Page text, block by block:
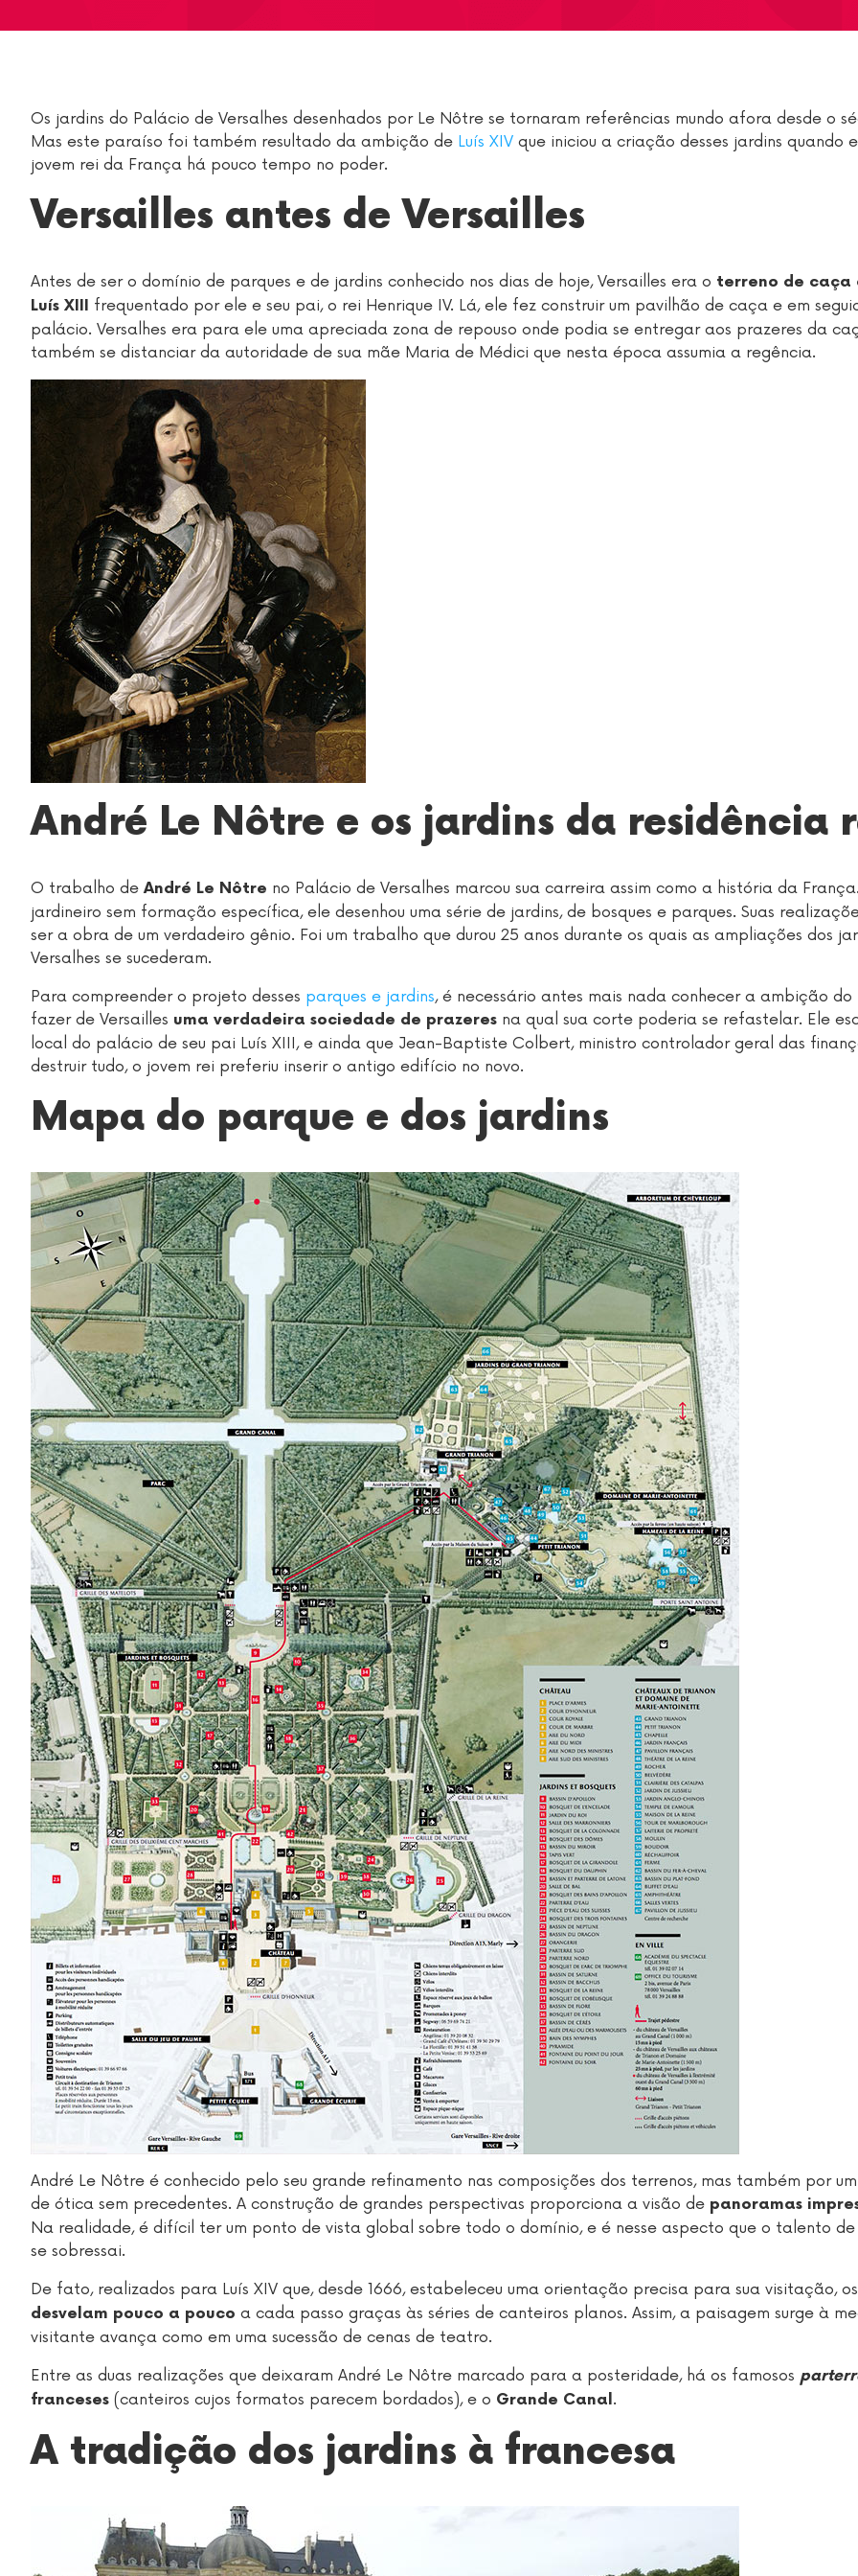
Os jardins do Palácio de Versalhes desenhados por Le Nôtre se tornaram referências mundo afora desde o
Mas este paraíso foi também resultado da ambição de Luís XIV que iniciou a criação desses jardins quando
jovem rei da França há pouco tempo no poder.
Versailles antes de Versailles
Antes de ser o domínio de parques e de jardins conhecido nos dias de hoje, Versailles era o terreno de caça
Luís XIII frequentado por ele e seu pai, o rei Henrique IV. Lá, ele fez construir um pavilhão de caça e em
palácio. Versalhes era para ele uma apreciada zona de repouso onde podia se entregar aos prazeres da
também se distanciar da autoridade de sua mãe Maria de Médici que nesta época assumia a regência.
André Le Nôtre e os jardins da residência
O trabalho de André Le Nôtre no Palácio de Versalhes marcou sua carreira assim como a história da
jardineiro sem formação específica, ele desenhou uma série de jardins, de bosques e parques. Suas
ser a obra de um verdadeiro gênio. Foi um trabalho que durou 25 anos durante os quais as ampliações dos
Versalhes se sucederam.
Para compreender o projeto desses parques e jardins, é necessário antes mais nada conhecer a ambição do
fazer de Versailles uma verdadeira sociedade de prazeres na qual sua corte poderia se refastelar. Ele
local do palácio de seu pai Luís XIII, e ainda que Jean-Baptiste Colbert, ministro controlador geral das
destruir tudo, o jovem rei preferiu inserir o antigo edifício no novo.
Mapa do parque e dos jardins
André Le Nôtre é conhecido pelo seu grande refinamento nas composições dos terrenos, mas também por
de ótica sem precedentes. A construção de grandes perspectivas proporciona a visão de panoramas
Na realidade, é difícil ter um ponto de vista global sobre todo o domínio, e é nesse aspecto que o talento
se sobressai.
De fato, realizados para Luís XIV que, desde 1666, estabeleceu uma orientação precisa para sua visitação,
desvelam pouco a pouco a cada passo graças às séries de canteiros planos. Assim, a paisagem surge à
visitante avança como em uma sucessão de cenas de teatro.
Entre as duas realizações que deixaram André Le Nôtre marcado para a posteridade, há os famosos
franceses (canteiros cujos formatos parecem bordados), e o Grande Canal.
A tradição dos jardins à francesa